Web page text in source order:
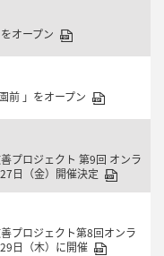
オープン
前 」をオープン
プロジェクト 第9回 オンラ
日（金）開催決定
プロジェクト第8回オンラ
日（木）に開催